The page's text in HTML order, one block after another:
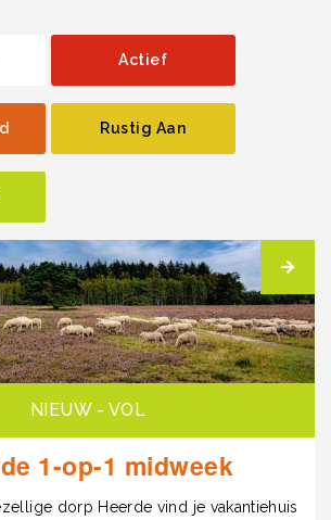
Actief
Rustig Aan
NIEUW - VOL
1-op-1 midweek
dorp Heerde vind je vakantiehuis